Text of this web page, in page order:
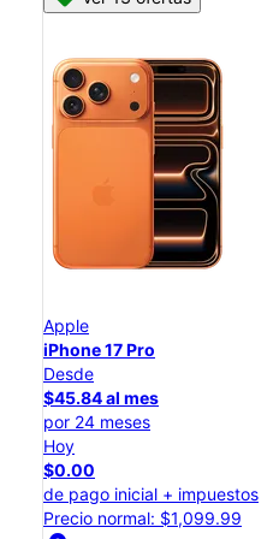
Apple
iPhone 17 Pro
Desde
$45.84 al mes
por 24 meses
Hoy
$0.00
de pago inicial + impuestos
Precio normal: $1,099.99